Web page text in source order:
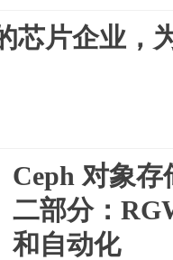
芯片企业，
Ceph 对象
二部分：
和自动化